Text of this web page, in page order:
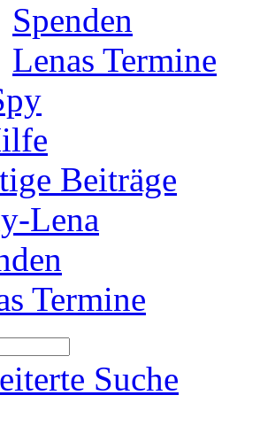
Spenden
Lenas Termine
Beiträge
Lena
Termine
Suche